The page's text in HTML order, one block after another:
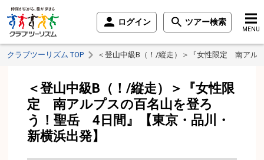
ログイン ツアー検索
MENU
クラブツーリズム TOP ＜登山中級B（！/縦走）＞『女性限定 南アル
＜登山中級B（！/縦走）＞『女性限
定 南アルプスの百名山を登ろ
う！聖岳 4日間』【東京・品川・
新横浜出発】